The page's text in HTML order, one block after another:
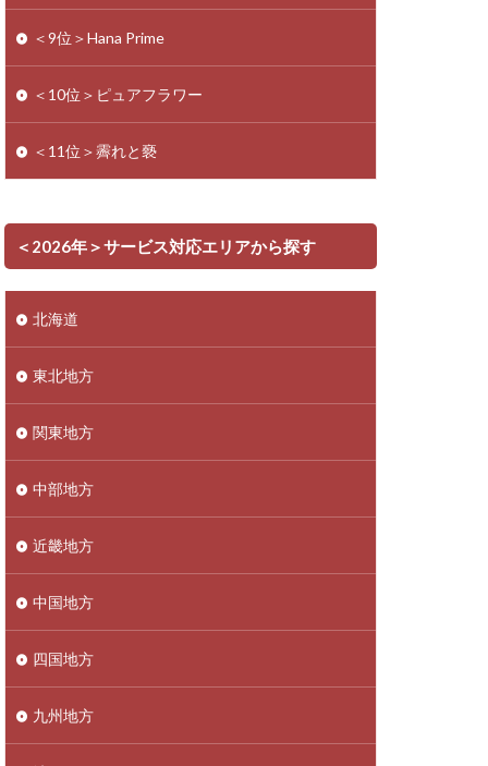
＜9位＞Hana Prime
＜10位＞ピュアフラワー
＜11位＞霽れと褻
＜2026年＞サービス対応エリアから探す
北海道
東北地方
関東地方
中部地方
近畿地方
中国地方
四国地方
九州地方